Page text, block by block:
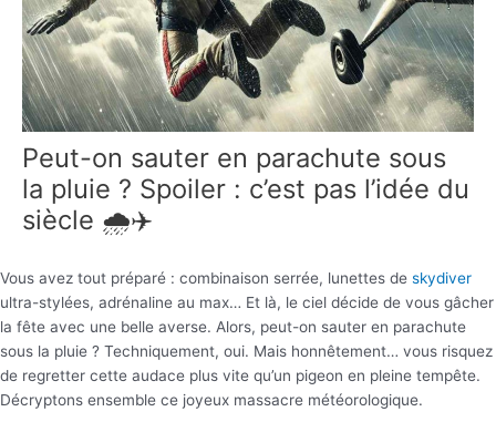
Peut-on sauter en parachute sous
la pluie ? Spoiler : c’est pas l’idée du
siècle 🌧️✈️
Vous avez tout préparé : combinaison serrée, lunettes de skydiver
ultra-stylées, adrénaline au max… Et là, le ciel décide de vous gâcher
la fête avec une belle averse. Alors, peut-on sauter en parachute
sous la pluie ? Techniquement, oui. Mais honnêtement… vous risquez
de regretter cette audace plus vite qu’un pigeon en pleine tempête.
Décryptons ensemble ce joyeux massacre météorologique.